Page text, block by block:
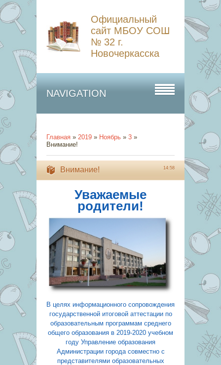
Официальный
сайт МБОУ СОШ
№ 32 г.
Новочеркасска
NAVIGATION
Главная » 2019 » Ноябрь » 3 »
Внимание!
14:58
Внимание!
Уважаемые
родители!
В целях информационного сопровождения
государственной итоговой аттестации по
образовательным программам среднего
общего образования в 2019-2020 учебном
году Управление образования
Администрации города совместно с
представителями образовательных